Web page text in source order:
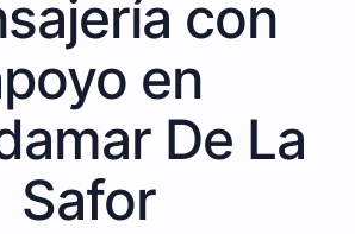
con
en
De La
Safor